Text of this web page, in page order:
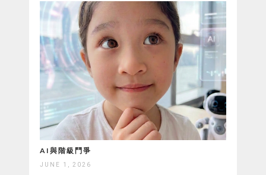
AI與階級鬥爭
JUNE 1, 2026